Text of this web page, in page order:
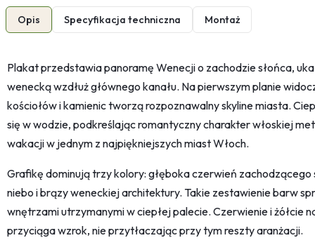
Opis Specyfikacja techniczna Montaż
Plakat przedstawia panoramę Wenecji o zachodzie słońca,
wenecką wzdłuż głównego kanału. Na pierwszym planie
kościołów i kamienic tworzą rozpoznawalny skyline miasta.
się w wodzie, podkreślając romantyczny charakter włoskiej
wakacji w jednym z najpiękniejszych miast Włoch.
Grafikę dominują trzy kolory: głęboka czerwień
niebo i brązy weneckiej architektury. Takie zestawienie barw
wnętrzami utrzymanymi w ciepłej palecie. Czerwienie i żółcie
przyciąga wzrok, nie przytłaczając przy tym reszty aranżacji.